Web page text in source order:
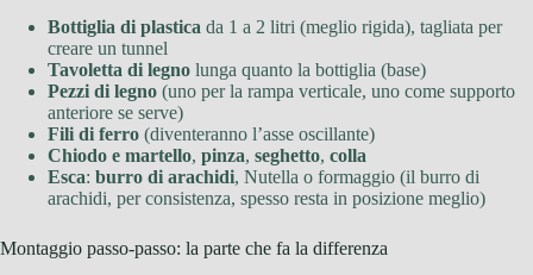
Bottiglia di plastica da 1 a 2 litri (meglio rigida), tagliata per
creare un tunnel
Tavoletta di legno lunga quanto la bottiglia (base)
Pezzi di legno (uno per la rampa verticale, uno come supporto
anteriore se serve)
Fili di ferro (diventeranno l’asse oscillante)
Chiodo e martello, pinza, seghetto, colla
Esca: burro di arachidi, Nutella o formaggio (il burro di
arachidi, per consistenza, spesso resta in posizione meglio)
Montaggio passo-passo: la parte che fa la differenza